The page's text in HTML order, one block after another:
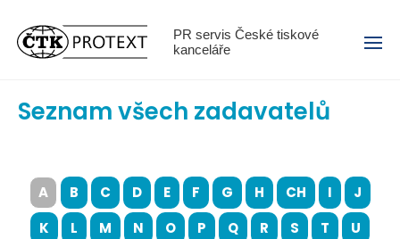
PR servis České tiskové
kanceláře
Menu
Seznam všech zadavatelů
A B C D E F G H CH I
J
K
L M N O P Q R S T
U